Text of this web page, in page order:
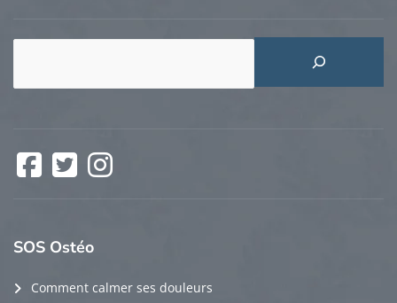
Facebook
SOS Ostéo
Comment calmer ses douleurs